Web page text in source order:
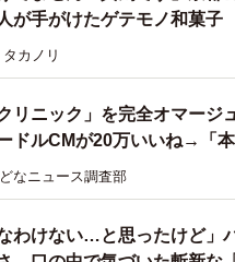
話題となり、Xの年間PV数
ックしていただきたい。
Northsmile2019
手がけたゲテモノ和菓子
カノリ
クリニック」を完全オマー
ドルCMが20万いいね→「
なニュース調査部
なわけない…と思ったけど